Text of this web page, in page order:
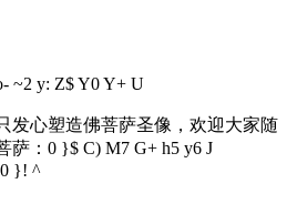
~2 y: Z$ Y0 Y+ U
发心塑造佛菩萨圣像，欢迎大家随
萨： 0 }$ C) M7 G+ h5 y6 J
}! ^